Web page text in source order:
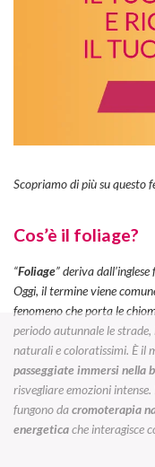
Scopriamo di più su questo
Cos’è il foliage?
“Foliage” deriva dall’inglese
Oggi, il termine viene
fenomeno che porta le
periodo autunnale le
naturali e coloratissimi. È il
passeggiate immersi nella
risvegliare emozioni
fungono dacromoterapia
energeticache interagisce